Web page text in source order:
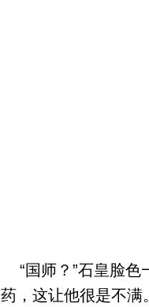
“国师？”石皇脸色
药，这让他很是不满。